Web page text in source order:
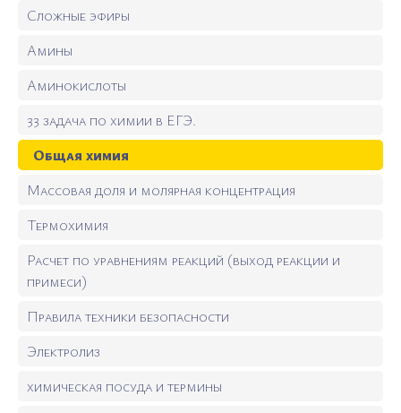
Сложные эфиры
Амины
Аминокислоты
33 задача по химии в ЕГЭ.
Общая химия
Массовая доля и молярная концентрация
Термохимия
Расчет по уравнениям реакций (выход реакции и
примеси)
Правила техники безопасности
Электролиз
химическая посуда и термины